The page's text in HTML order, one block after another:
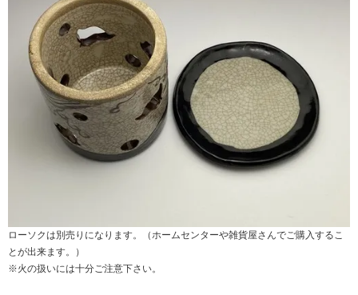
ローソクは別売りになります。（ホームセンターや雑貨屋さんでご購入するこ
とが出来ます。）
※火の扱いには十分ご注意下さい。